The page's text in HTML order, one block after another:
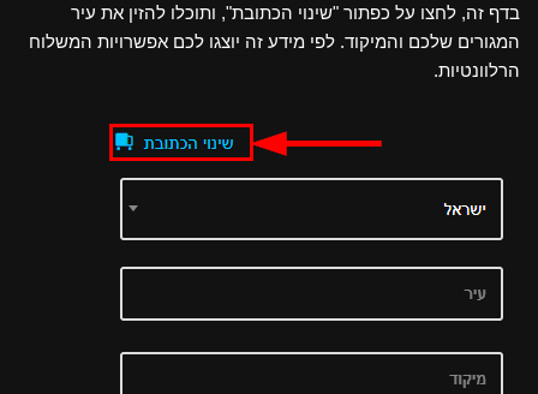
בדף זה, לחצו על כפתור "שינוי הכתובת", ותוכלו להזין את עיר
המגורים שלכם והמיקוד. לפי מידע זה יוצגו לכם אפשרויות המשלוח
הרלוונטיות.